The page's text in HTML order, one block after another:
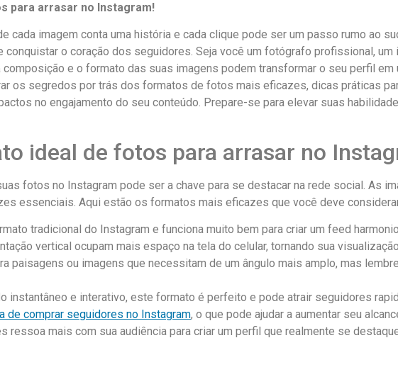
para arrasar‌ no Instagram!
cada⁣ imagem‍ conta uma história e cada ⁢clique pode ser um passo rumo ao
o coração dos seguidores. Seja você um fotógrafo ⁣profissional, um
e o formato das suas imagens podem transformar o seu ⁣perfil
os segredos ​por trás dos formatos de fotos​ mais eficazes,‌ dicas práticas
no engajamento do‍ seu conteúdo. Prepare-se⁢ para elevar ‍suas
ideal de fotos para arrasar ​no
fotos no Instagram pode ser a chave ‌para se destacar ​na rede social. As‌
essenciais. Aqui estão os formatos mais eficazes que você‍ deve
tradicional do Instagram e funciona muito bem para criar um feed
vertical ocupam mais ⁣espaço na tela do celular, tornando sua⁤
paisagens ou imagens que necessitam⁢ de um ângulo mais amplo, ⁣mas
instantâneo e interativo, este formato é perfeito e pode atrair seguidores
de comprar seguidores⁣ no Instagram, o que pode ajudar ‌a‌ aumentar seu
ressoa mais ⁣com sua audiência para criar ‍um⁤ perfil que realmente se